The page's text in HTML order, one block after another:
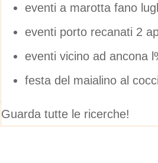
eventi a marotta fano
eventi porto recanati 2
eventi vicino ad ancona
festa del maialino al
Guarda tutte le ricerche!